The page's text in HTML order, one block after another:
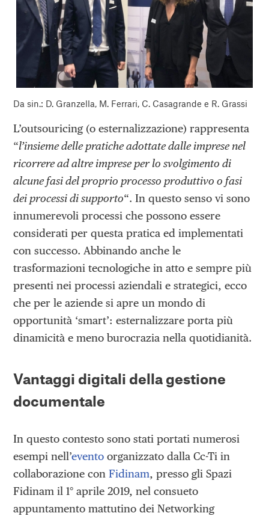
Da sin.: D. Granzella, M. Ferrari, C. Casagrande e R. Grassi
L’outsouricing (o esternalizzazione) rappresenta
“l’insieme delle pratiche adottate dalle imprese nel
ricorrere ad altre imprese per lo svolgimento di
alcune fasi del proprio processo produttivo o fasi
dei processi di supporto“. In questo senso vi sono
innumerevoli processi che possono essere
considerati per questa pratica ed implementati
con successo. Abbinando anche le
trasformazioni tecnologiche in atto e sempre più
presenti nei processi aziendali e strategici, ecco
che per le aziende si apre un mondo di
opportunità ‘smart’: esternalizzare porta più
dinamicità e meno burocrazia nella quotidianità.
Vantaggi digitali della gestione
documentale
In questo contesto sono stati portati numerosi
esempi nell’evento organizzato dalla Cc-Ti in
collaborazione conFidinam, presso gli Spazi
Fidinam il 1° aprile 2019, nel consueto
appuntamento mattutino dei Networking